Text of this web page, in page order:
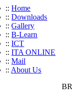
:: Home
:: Downloads
:: Gallery
:: B-Learn
:: ICT
:: ITA ONLINE
:: Mail
:: About Us